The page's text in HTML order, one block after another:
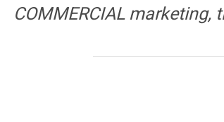
COMMERCIAL marketing,